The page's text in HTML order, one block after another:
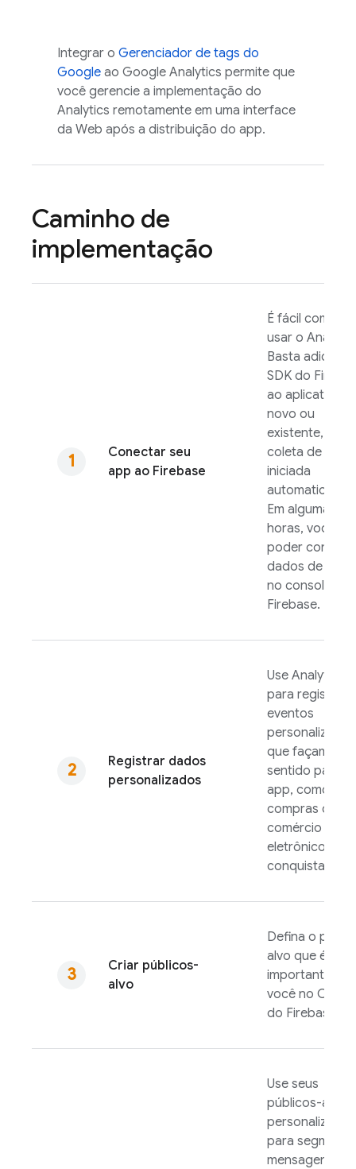
Integrar o Gerenciador de tags do
Google ao Google Analytics permite que
você gerencie a implementação do
Analytics remotamente em uma interface
da Web após a distribuição do app.
Caminho de
implementação
Conectar seu
app ao Firebase
É fácil
usar o
Basta
SDK do
ao aplicativo
novo ou
existente, e a
coleta de
iniciada
Em algumas
horas, você vai
poder conferir
dados de
no console do
Firebase.
Registrar dados
personalizados
Use Analytics
para registrar
eventos
personalizados
que façam
sentido para
app, como
compras de
comércio
eletrônico ou
conquistas.
Criar públicos-
alvo
Defina o
alvo que é
importante
você no
do Firebase
Use seus
públicos-alvo
personalizados
para
mensagens,